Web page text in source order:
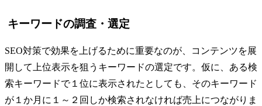
キーワードの調査・選定
SEO対策で効果を上げるために重要なのが、コンテンツを展
開して上位表示を狙うキーワードの選定です。仮に、ある検
索キーワードで１位に表示されたとしても、そのキーワード
が１か月に１～２回しか検索されなければ売上につながりま